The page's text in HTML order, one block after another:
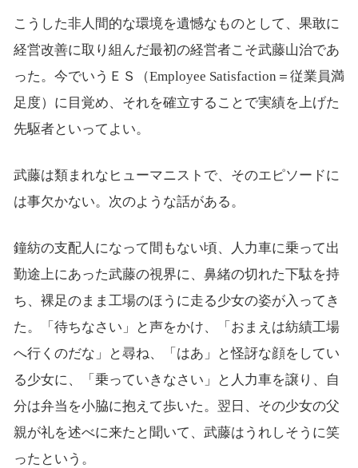
こうした非人間的な環境を遺憾なものとして、果敢に
経営改善に取り組んだ最初の経営者こそ武藤山治であ
った。今でいうＥＳ（Employee Satisfaction＝従業員満
足度）に目覚め、それを確立することで実績を上げた
先駆者といってよい。
武藤は類まれなヒューマニストで、そのエピソードに
は事欠かない。次のような話がある。
鐘紡の支配人になって間もない頃、人力車に乗って出
勤途上にあった武藤の視界に、鼻緒の切れた下駄を持
ち、裸足のまま工場のほうに走る少女の姿が入ってき
た。「待ちなさい」と声をかけ、「おまえは紡績工場
へ行くのだな」と尋ね、「はあ」と怪訝な顔をしてい
る少女に、「乗っていきなさい」と人力車を譲り、自
分は弁当を小脇に抱えて歩いた。翌日、その少女の父
親が礼を述べに来たと聞いて、武藤はうれしそうに笑
ったという。